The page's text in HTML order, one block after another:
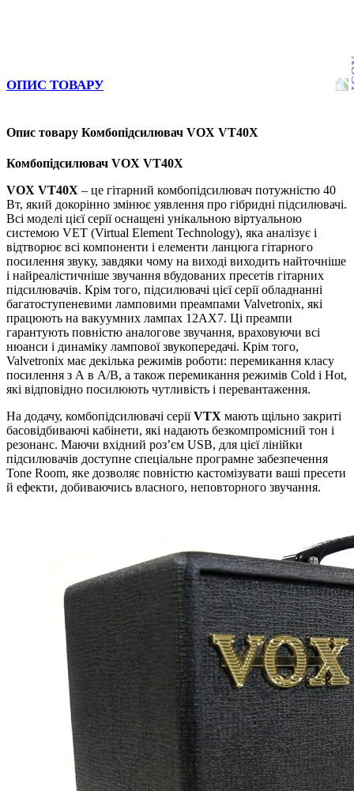
ОПИС ТОВАРУ
Опис товару Комбопідсилювач VOX VT40X
Комбопідсилювач VOX VT40X
VOX VT40X – це гітарний комбопідсилювач потужністю 40
Вт, який докорінно змінює уявлення про гібридні підсилювачі.
Всі моделі цієї серії оснащені унікальною віртуальною
системою VET (Virtual Element Technology), яка аналізує і
відтворює всі компоненти і елементи ланцюга гітарного
посилення звуку, завдяки чому на виході виходить найточніше
і найреалістичніше звучання вбудованих пресетів гітарних
підсилювачів. Крім того, підсилювачі цієї серії обладнанні
багатоступеневими ламповими преампами Valvetronix, які
працюють на вакуумних лампах 12AX7. Ці преампи
гарантують повністю аналогове звучання, враховуючи всі
нюанси і динаміку лампової звукопередачі. Крім того,
Valvetronix має декілька режимів роботи: перемикання класу
посилення з А в А/В, а також перемикання режимів Cold і Hot,
які відповідно посилюють чутливість і перевантаження.
На додачу, комбопідсилювачі серії VTX мають щільно закриті
басовідбиваючі кабінети, які надають безкомпромісний тон і
резонанс. Маючи вхідний роз’єм USB, для цієї лінійки
підсилювачів доступне спеціальне програмне забезпечення
Tone Room, яке дозволяє повністю кастомізувати ваші пресети
й ефекти, добиваючись власного, неповторного звучання.